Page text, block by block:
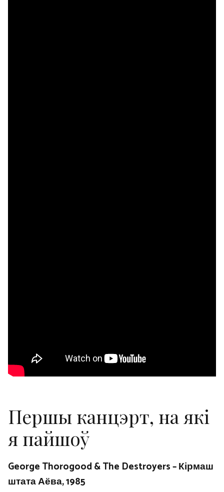
Першы канцэрт, на які
я пайшоў
George Thorogood & The Destroyers – Кірмаш
штата Аёва, 1985